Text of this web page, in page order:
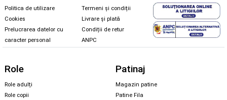
Politica de utilizare
Cookies
Prelucrarea datelor cu
caracter personal
Termeni și condiții
Livrare și plată
Condiții de retur
ANPC
Role
Role adulți
Role copii
Patinaj
Magazin patine
Patine Fila